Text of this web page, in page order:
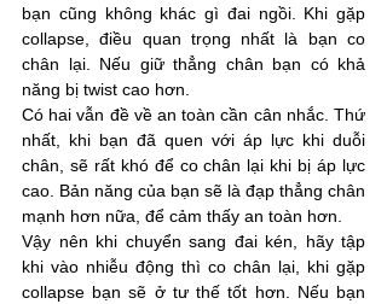
bạn cũng không khác gì đai ngồi. Khi gặp
collapse, điều quan trọng nhất là bạn co
chân lại. Nếu giữ thẳng chân bạn có khả
năng bị twist cao hơn.
Có hai vẫn đề về an toàn cần cân nhắc. Thứ
nhất, khi bạn đã quen với áp lực khi duỗi
chân, sẽ rất khó để co chân lại khi bị áp lực
cao. Bản năng của bạn sẽ là đạp thẳng chân
mạnh hơn nữa, để cảm thấy an toàn hơn.
Vậy nên khi chuyển sang đai kén, hãy tập
khi vào nhiễu động thì co chân lại, khi gặp
collapse bạn sẽ ở tư thế tốt hơn. Nếu bạn